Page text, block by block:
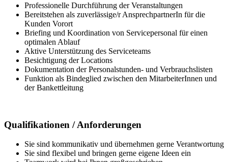
Professionelle Durchführung der Veranstaltungen
Bereitstehen als zuverlässige/r AnsprechpartnerIn für die
Kunden Vorort
Briefing und Koordination von Servicepersonal für einen
optimalen Ablauf
Aktive Unterstützung des Serviceteams
Besichtigung der Locations
Dokumentation der Personalstunden- und Verbrauchslisten
Funktion als Bindeglied zwischen den MitarbeiterInnen und
der Bankettleitung
Qualifikationen / Anforderungen
Sie sind kommunikativ und übernehmen gerne Verantwortung
Sie sind flexibel und bringen gerne eigene Ideen ein